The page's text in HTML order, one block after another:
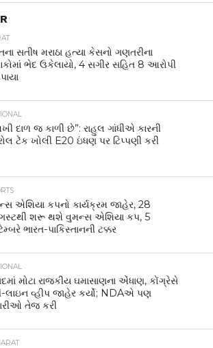
સતીષ મરાઠા હત્યા કેસનો ગણતરીના
ભેદ ઉકેલાયો, 4 સગીર સહિત 8 આરોપી
દાળ જ કાળી છે”: રાહુલ ગાંધીએ કારની
ટેંક ખોલી E20 ઇંધણ પર ટિપ્પણી કરી
એશિયા કપનો કાર્યક્રમ જાહેર, 28
શરૂ થશે વુમન્સ એશિયા કપ, 5
ભારત-પાકિસ્તાનની ટક્કર
મોટા રાજકીય ઘમાસાણના એંધાણ, કોંગ્રેસે
લાઇન વ્હીપ જાહેર કર્યો; NDAએ પણ
તેજ કરી